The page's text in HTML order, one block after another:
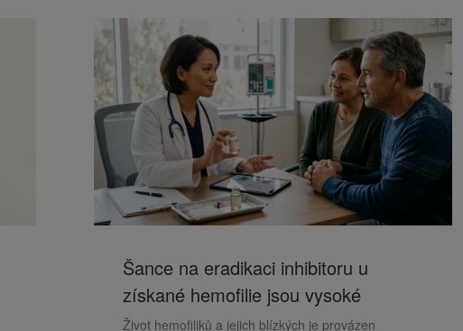
Šance na eradikaci inhibitoru u
získané hemofilie jsou vysoké
Život hemofiliků a jejich blízkých je provázen